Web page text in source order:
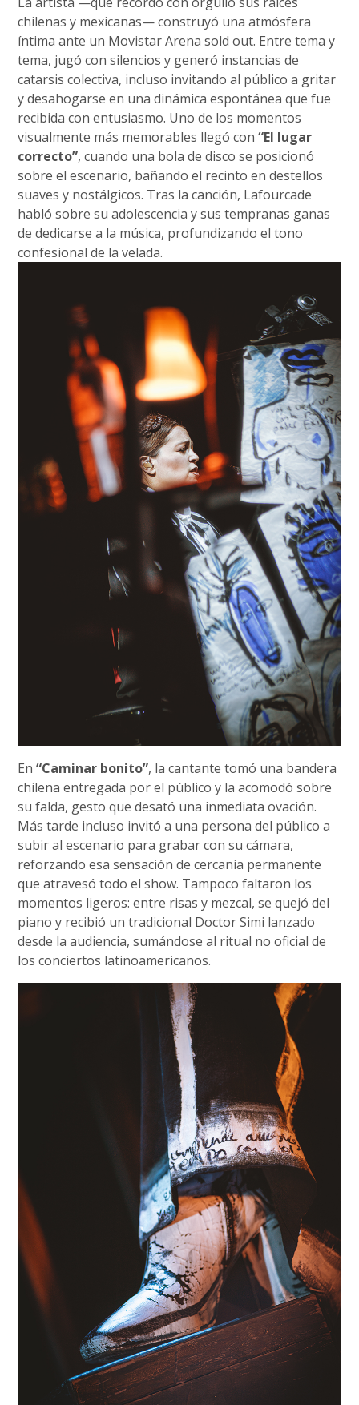
chilenas y mexicanas— construyó una atmósfera
íntima ante un Movistar Arena sold out. Entre tema y
tema, jugó con silencios y generó instancias de
catarsis colectiva, incluso invitando al público a gritar
y desahogarse en una dinámica espontánea que fue
recibida con entusiasmo. Uno de los momentos
visualmente más memorables llegó con“El lugar
correcto”, cuando una bola de disco se posicionó
sobre el escenario, bañando el recinto en destellos
suaves y nostálgicos. Tras la canción, Lafourcade
habló sobre su adolescencia y sus tempranas ganas
de dedicarse a la música, profundizando el tono
confesional de la velada.
En“Caminar bonito”, la cantante tomó una bandera
chilena entregada por el público y la acomodó sobre
su falda, gesto que desató una inmediata ovación.
Más tarde incluso invitó a una persona del público a
subir al escenario para grabar con su cámara,
reforzando esa sensación de cercanía permanente
que atravesó todo el show. Tampoco faltaron los
momentos ligeros: entre risas y mezcal, se quejó del
piano y recibió un tradicional Doctor Simi lanzado
desde la audiencia, sumándose al ritual no oficial de
los conciertos latinoamericanos.